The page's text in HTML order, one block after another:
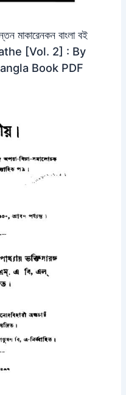
মাকারেনকন বাংলা বই
[Vol. 2] : By
Book PDF